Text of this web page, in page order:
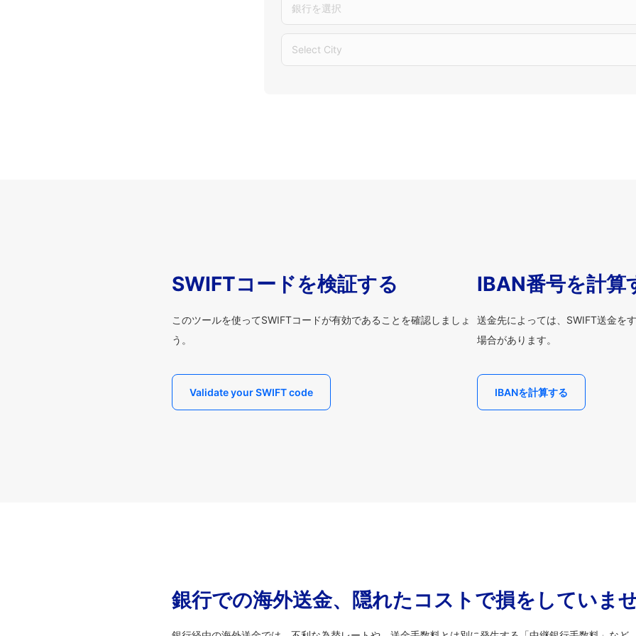
銀行を選択
Select City
SWIFTコードを検証する
このツールを使ってSWIFTコードが有効であることを確認しましょ
う。
Validate your SWIFT code
IBAN番号を計算
送金先によっては、SWIFT送金を
場合があります。
IBANを計算する
銀行での海外送金、隠れたコストで損をしていま